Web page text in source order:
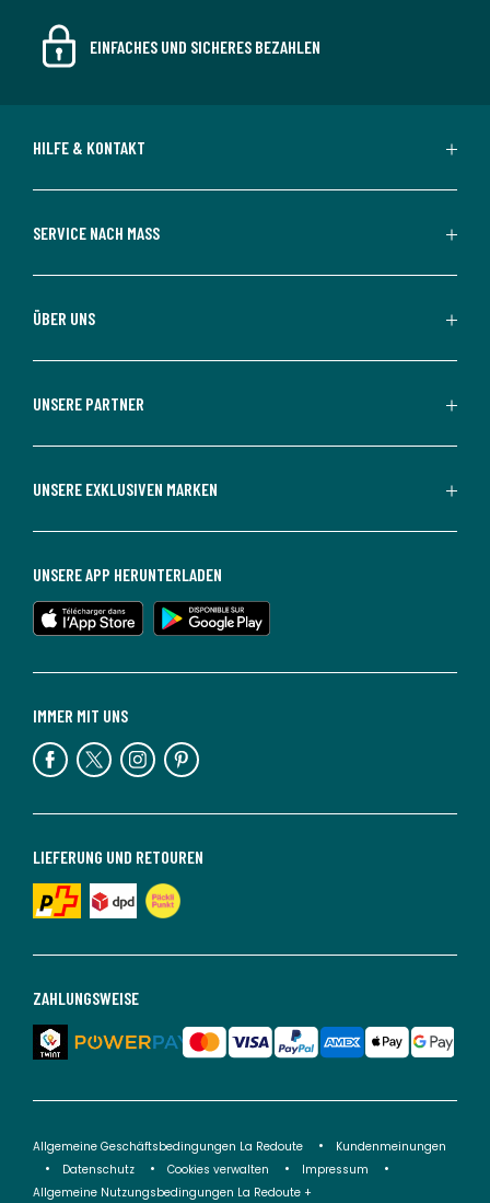
EINFACHES UND SICHERES BEZAHLEN
HILFE & KONTAKT
SERVICE NACH MASS
ÜBER UNS
UNSERE PARTNER
UNSERE EXKLUSIVEN MARKEN
ZAHLUNGSWEISE
LIEFERUNG UND RETOUREN
IMMER MIT UNS
UNSERE APP HERUNTERLADEN
Allgemeine Geschäftsbedingungen La Redoute
Kundenmeinungen
Datenschutz
Cookies verwalten
Impressum
Allgemeine Nutzungsbedingungen La Redoute +